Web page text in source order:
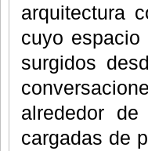
arquitectura
cuyo
surgidos
alrededor
cargadas de